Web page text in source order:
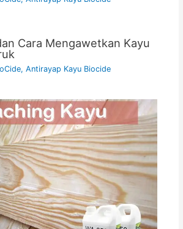
Cara Mengawetkan Kayu
, Antirayap Kayu Biocide